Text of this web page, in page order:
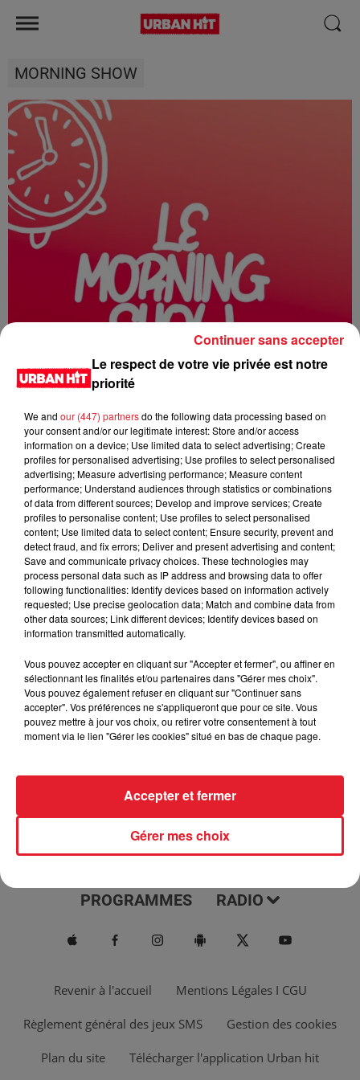
MORNING SHOW
0:00 1 min 57 sec
27 septembre 2024 - 1 min 57 sec
MORNING SHOW 08H18 du 27.09.2024
Le Morning Show
ACTUS MUSIQUES
PROGRAMMES RADIO
Revenir à l'accueil Mentions Légales I CGU
Règlement général des jeux SMS Gestion des cookies
Plan du site Télécharger l'application Urban hit
Le respect de votre vie privée est notre
priorité
We and our (447) partnersdo the following data processing based on
your consent and/or our legitimate interest: Store and/or access
information on a device; Use limited data to select advertising; Create
profiles for personalised advertising; Use profiles to select personalised
advertising; Measure advertising performance; Measure content
performance; Understand audiences through statistics or combinations
of data from different sources; Develop and improve services; Create
profiles to personalise content; Use profiles to select personalised
content; Use limited data to select content; Ensure security, prevent and
detect fraud, and fix errors; Deliver and present advertising and content;
Save and communicate privacy choices. These technologies may
process personal data such as IP address and browsing data to offer
following functionalities: Identify devices based on information actively
requested; Use precise geolocation data; Match and combine data from
other data sources; Link different devices; Identify devices based on
information transmitted automatically.
Vous pouvez accepter en cliquant sur "Accepter et fermer", ou affiner en
sélectionnant les finalités et/ou partenaires dans "Gérer mes choix".
Vous pouvez également refuser en cliquant sur "Continuer sans
accepter". Vos préférences ne s'appliqueront que pour ce site. Vous
pouvez mettre à jour vos choix, ou retirer votre consentement à tout
moment via le lien "Gérer les cookies" situé en bas de chaque page.
Gérer mes choix
Accepter et fermer
Continuer sans accepter